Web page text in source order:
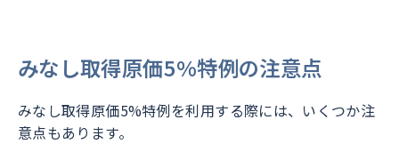
みなし取得原価5%特例の注意点
みなし取得原価5%特例を利用する際には、いくつか注
意点もあります。